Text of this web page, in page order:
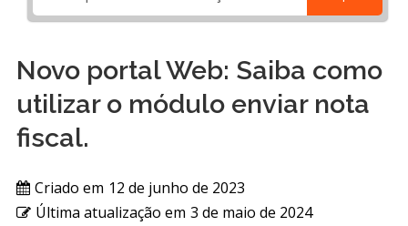
Novo portal Web: Saiba como
utilizar o módulo enviar nota
fiscal.
Criado em 12 de junho de 2023
Última atualização em 3 de maio de 2024